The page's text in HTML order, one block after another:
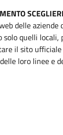
delle aziende
solo quelli locali,
il sito
loro linee e